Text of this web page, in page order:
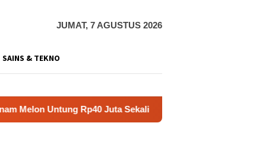
JUMAT, 7 AGUSTUS 2026
SAINS & TEKNO
Rp40 Juta Sekali Panen Praperadilan Raudi Akmal